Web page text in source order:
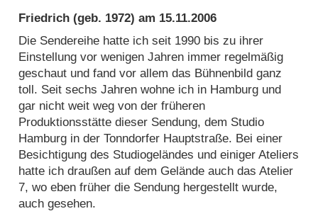
Friedrich (geb. 1972) am 15.11.2006
Die Sendereihe hatte ich seit 1990 bis zu ihrer
Einstellung vor wenigen Jahren immer regelmäßig
geschaut und fand vor allem das Bühnenbild ganz
toll. Seit sechs Jahren wohne ich in Hamburg und
gar nicht weit weg von der früheren
Produktionsstätte dieser Sendung, dem Studio
Hamburg in der Tonndorfer Hauptstraße. Bei einer
Besichtigung des Studiogeländes und einiger Ateliers
hatte ich draußen auf dem Gelände auch das Atelier
7, wo eben früher die Sendung hergestellt wurde,
auch gesehen.